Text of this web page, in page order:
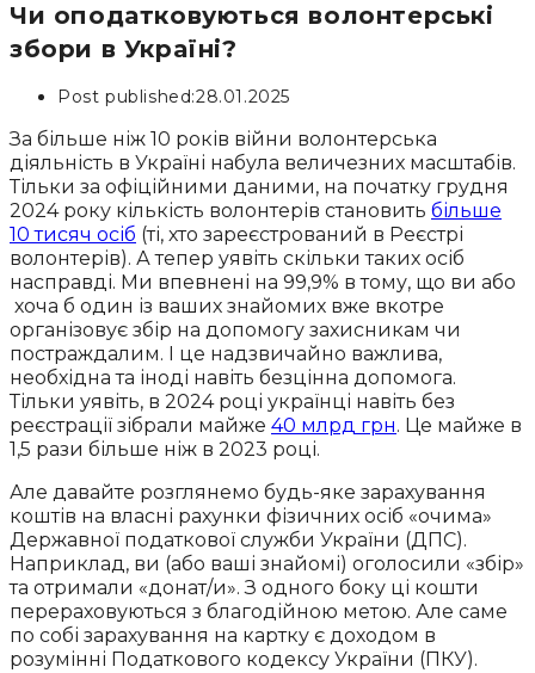
Чи оподатковуються волонтерські
збори в Україні?
Post published:28.01.2025
За більше ніж 10 років війни волонтерська
діяльність в Україні набула величезних масштабів.
Тільки за офіційними даними, на початку грудня
2024 року кількість волонтерів становить більше
10 тисяч осіб (ті, хто зареєстрований в Реєстрі
волонтерів). А тепер уявіть скільки таких осіб
насправді. Ми впевнені на 99,9% в тому, що ви або
хоча б один із ваших знайомих вже вкотре
організовує збір на допомогу захисникам чи
постраждалим. І це надзвичайно важлива,
необхідна та іноді навіть безцінна допомога.
Тільки уявіть, в 2024 році українці навіть без
реєстрації зібрали майже 40 млрд грн. Це майже в
1,5 рази більше ніж в 2023 році.
Але давайте розглянемо будь-яке зарахування
коштів на власні рахунки фізичних осіб «очима»
Державної податкової служби України (ДПС).
Наприклад, ви (або ваші знайомі) оголосили «збір»
та отримали «донат/и». З одного боку ці кошти
перераховуються з благодійною метою. Але саме
по собі зарахування на картку є доходом в
розумінні Податкового кодексу України (ПКУ).